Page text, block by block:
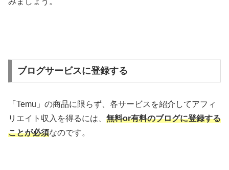
ブログサービスに登録する
「Temu」の商品に限らず、各サービスを紹介してアフィ
リエイト収入を得るには、 無料or有料のブログに登録する
ことが必須なのです。